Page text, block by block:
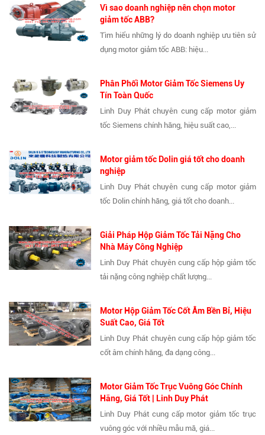
Vì sao doanh nghiệp nên chọn motor
giảm tốc ABB?
Tìm hiểu những lý do doanh nghiệp ưu tiên sử
dụng motor giảm tốc ABB: hiệu...
Phân Phối Motor Giảm Tốc Siemens Uy
Tín Toàn Quốc
Linh Duy Phát chuyên cung cấp motor giảm
tốc Siemens chính hãng, hiệu suất cao,...
Motor giảm tốc Dolin giá tốt cho doanh
nghiệp
Linh Duy Phát chuyên cung cấp motor giảm
tốc Dolin chính hãng, giá tốt cho doanh...
Giải Pháp Hộp Giảm Tốc Tải Nặng Cho
Nhà Máy Công Nghiệp
Linh Duy Phát chuyên cung cấp hộp giảm tốc
tải nặng công nghiệp chất lượng...
Motor Hộp Giảm Tốc Cốt Âm Bền Bỉ, Hiệu
Suất Cao, Giá Tốt
Linh Duy Phát chuyên cung cấp hộp giảm tốc
cốt âm chính hãng, đa dạng công...
Motor Giảm Tốc Trục Vuông Góc Chính
Hãng, Giá Tốt | Linh Duy Phát
Linh Duy Phát cung cấp motor giảm tốc trục
vuông góc với nhiều mẫu mã, giá...